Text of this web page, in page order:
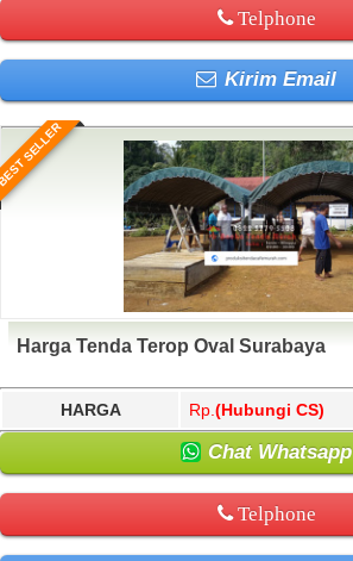
Telphone
Kirim Email
SELLER
Harga Tenda Terop Oval Surabaya
HARGA Rp. (Hubungi CS)
Chat Whatsapp
Telphone